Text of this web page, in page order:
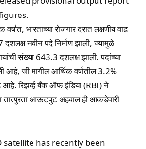
भारताच्या रोजगार दरात लक्षणीय वाढ
दशलक्ष नवीन पदे निर्माण झाली, ज्यामुळे
संख्या 643.3 दशलक्ष झाली. पदांच्या
आहे, जी मागील आर्थिक वर्षातील 3.2%
आहे. रिझर्व्ह बँक ऑफ इंडिया (RBI) ने
आऊटपुट अहवाल ही आकडेवारी
satellite has recently been